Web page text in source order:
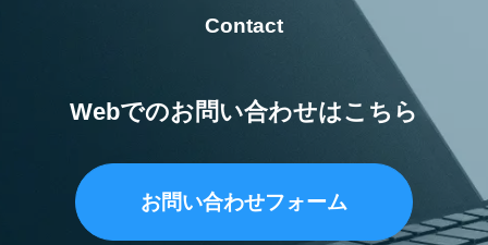
Contact
Webでのお問い合わせはこちら
お問い合わせフォーム